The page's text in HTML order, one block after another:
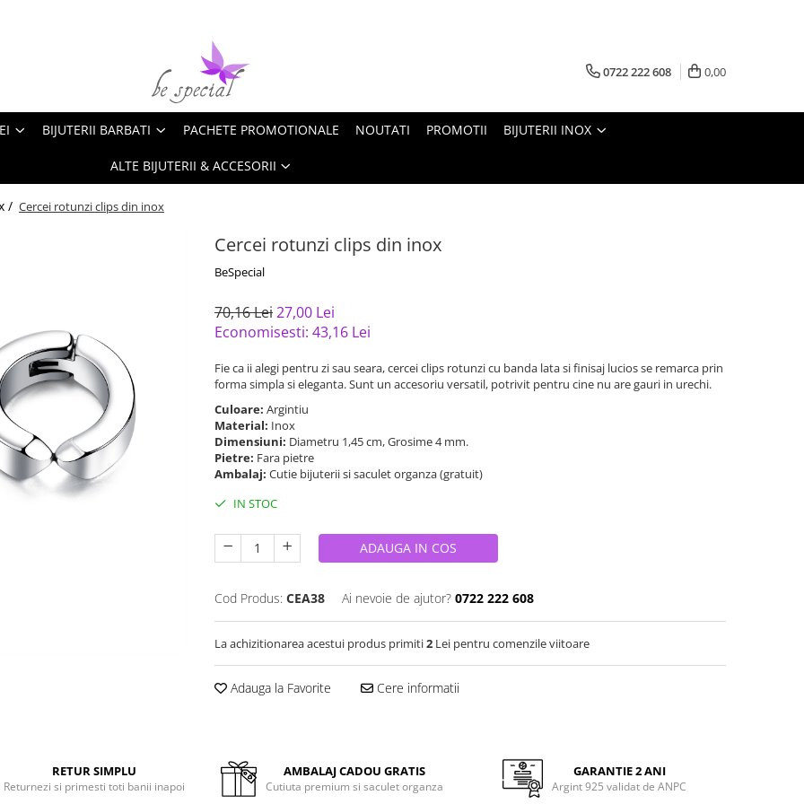
0722 222 608 0,00
BIJUTERII BARBATI PACHETE PROMOTIONALE NOUTATI PROMOTII BIJUTERII INOX
ALTE BIJUTERII & ACCESORII
/ Cercei rotunzi clips din inox
Cercei rotunzi clips din inox
BeSpecial
70,16 Lei27,00 Lei
Economisesti: 43,16 Lei
Fie ca ii alegi pentru zi sau seara, cercei clips rotunzi cu banda lata si finisaj lucios se remarca prin
forma simpla si eleganta. Sunt un accesoriu versatil, potrivit pentru cine nu are gauri in urechi.
Culoare: Argintiu
Material: Inox
Dimensiuni: Diametru 1,45 cm, Grosime 4 mm.
Pietre: Fara pietre
Ambalaj: Cutie bijuterii si saculet organza (gratuit)
IN STOC
ADAUGA IN COS
Cod Produs: CEA38 Ai nevoie de ajutor? 0722 222 608
La achizitionarea acestui produs primiti2 Lei pentru comenzile viitoare
Adauga la Favorite Cere informatii
RETUR SIMPLU
Returnezi si primesti toti banii inapoi
AMBALAJ CADOU GRATIS
Cutiuta premium si saculet organza
GARANTIE 2 ANI
Argint 925 validat de ANPC